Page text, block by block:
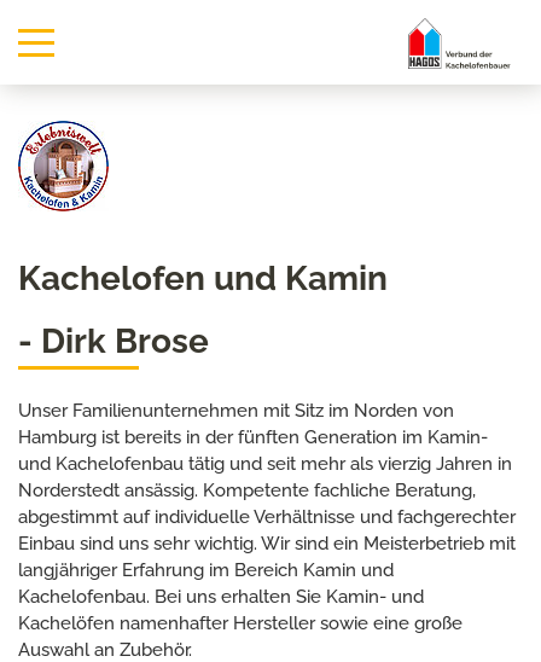
Kachelofen und Kamin
- Dirk Brose
Unser Familienunternehmen mit Sitz im Norden von
Hamburg ist bereits in der fünften Generation im Kamin-
und Kachelofenbau tätig und seit mehr als vierzig Jahren in
Norderstedt ansässig. Kompetente fachliche Beratung,
abgestimmt auf individuelle Verhältnisse und fachgerechter
Einbau sind uns sehr wichtig. Wir sind ein Meisterbetrieb mit
langjähriger Erfahrung im Bereich Kamin und
Kachelofenbau. Bei uns erhalten Sie Kamin- und
Kachelöfen namenhafter Hersteller sowie eine große
Auswahl an Zubehör.